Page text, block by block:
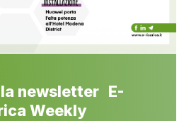
newsletter E-
Weekly